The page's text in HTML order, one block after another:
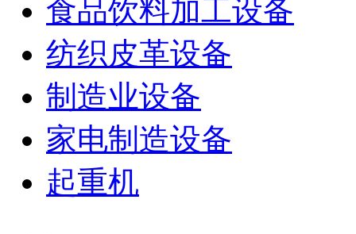
食品饮料加工设备
纺织皮革设备
制造业设备
家电制造设备
起重机